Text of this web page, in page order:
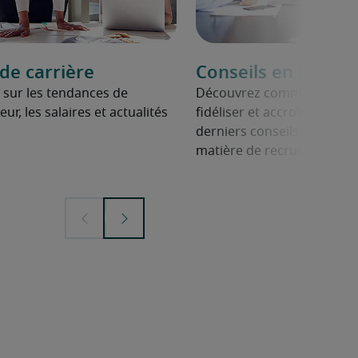
carrière
les tendances de
les salaires et actualités
Conseils en
Découvrez comment
fidéliser et accroître leur
derniers conseils des
matière de recrutement.